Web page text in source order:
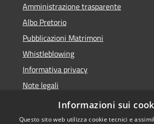
Amministrazione trasparente
Albo Pretorio
Pubblicazioni Matrimoni
Whistleblowing
Informativa privacy
Note legali
Dichiarazione di accessibilità
Informazioni sui
Questo sito web utilizza cookie tecnici e